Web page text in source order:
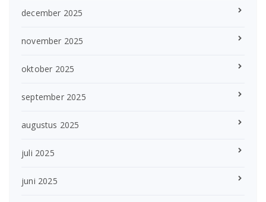
december 2025
november 2025
oktober 2025
september 2025
augustus 2025
juli 2025
juni 2025